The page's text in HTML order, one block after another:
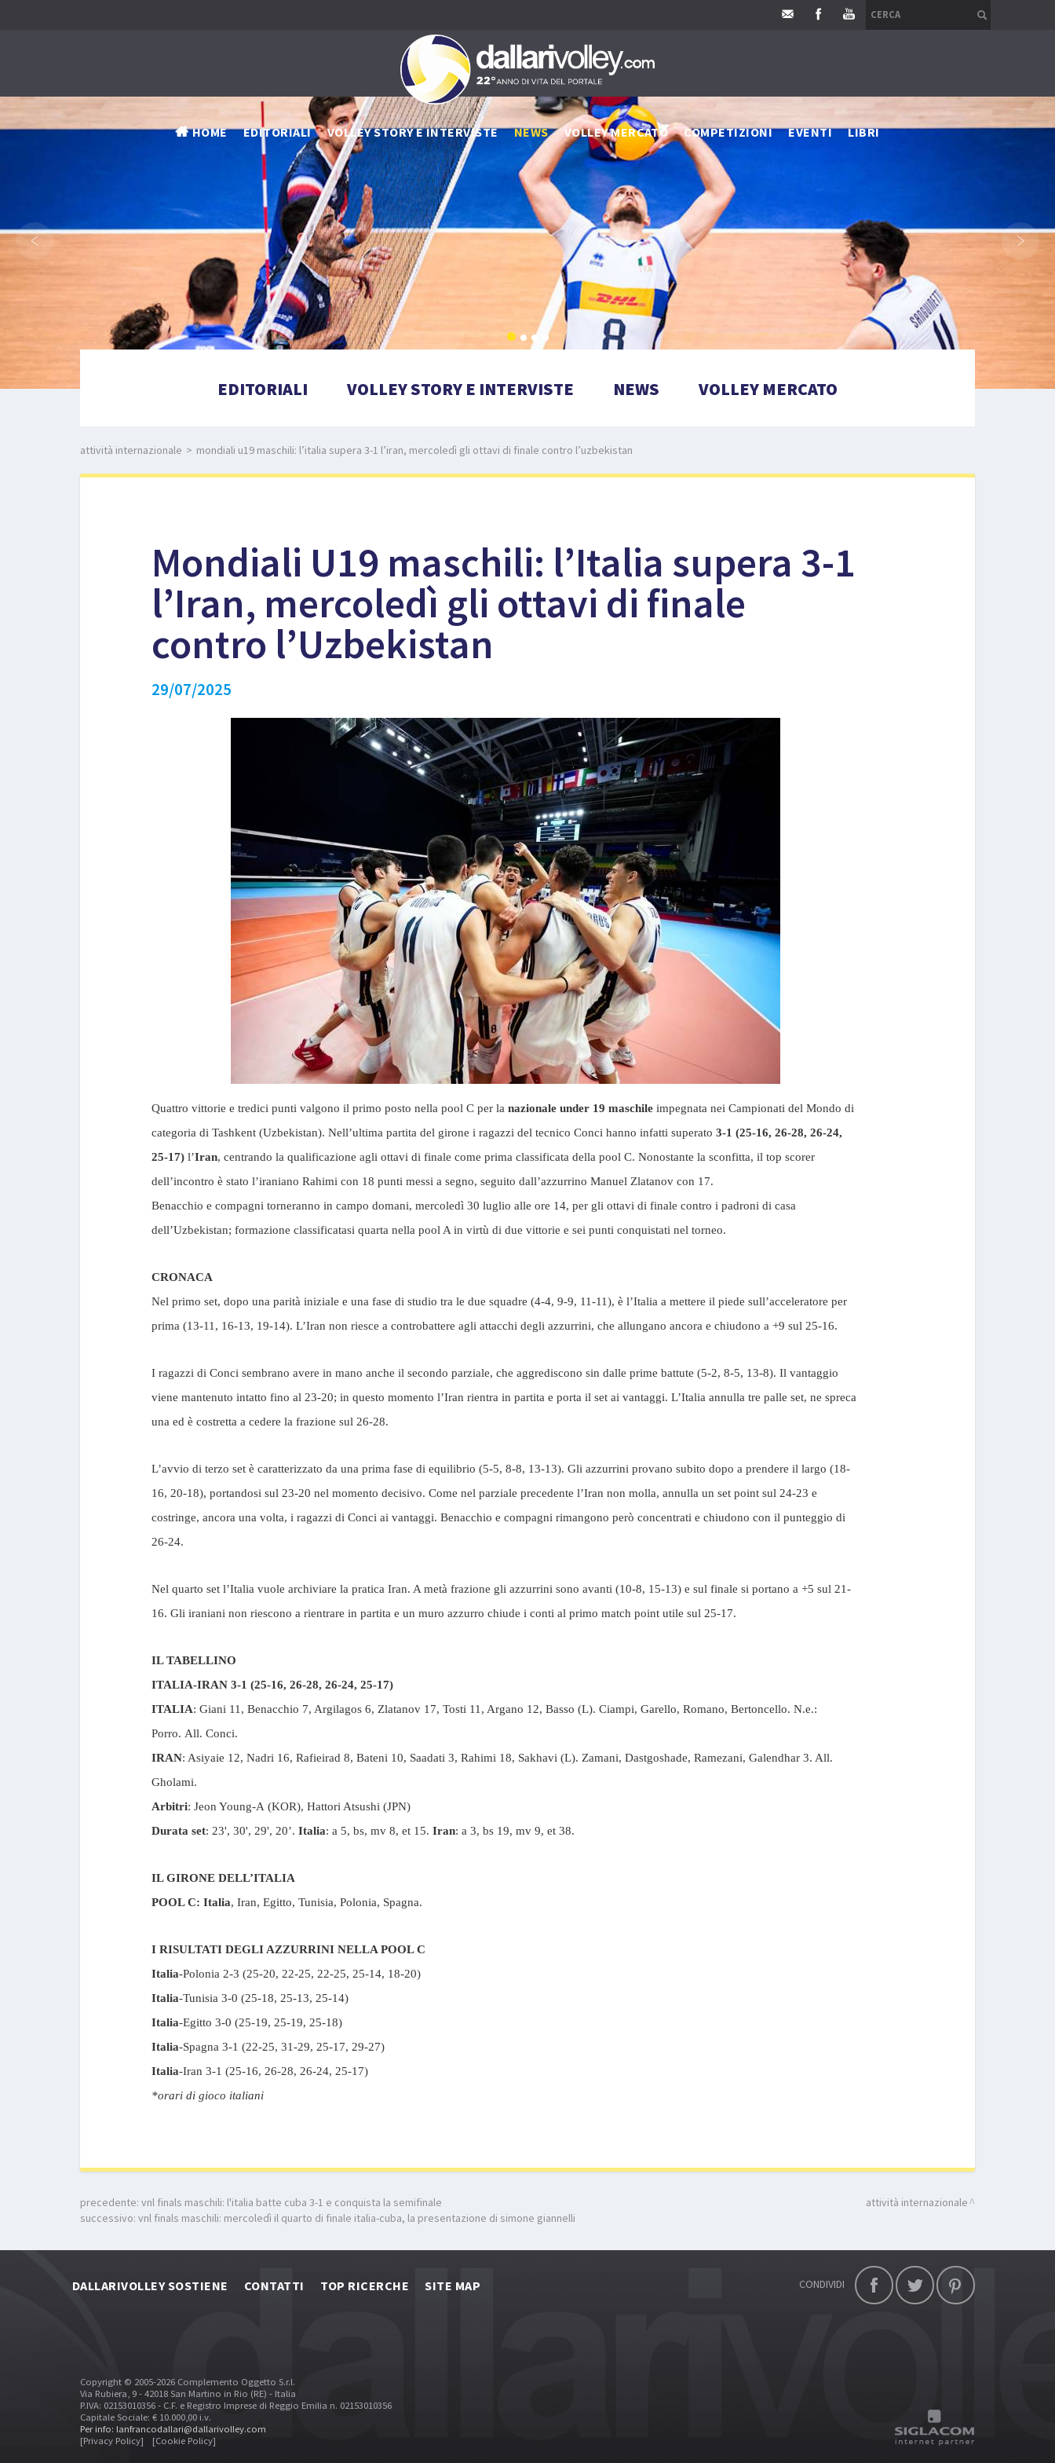
HOME EDITORIALI VOLLEY STORY E INTERVISTE NEWS VOLLEY MERCATO COMPETIZIONI EVENTI LIBRI
‹ ›
EDITORIALI VOLLEY STORY E INTERVISTE NEWS VOLLEY MERCATO
attività internazionale > mondiali u19 maschili: l’italia supera 3-1 l’iran, mercoledì gli ottavi di finale contro l’uzbekistan
Mondiali U19 maschili: l’Italia supera 3-1
l’Iran, mercoledì gli ottavi di finale
contro l’Uzbekistan
29/07/2025
Quattro vittorie e tredici punti valgono il primo posto nella pool C per lanazionale under 19 maschile impegnata nei Campionati del Mondo di
categoria di Tashkent (Uzbekistan). Nell’ultima partita del girone i ragazzi del tecnico Conci hanno infatti superato3-1 (25-16, 26-28, 26-24,
25-17)l’Iran, centrando la qualificazione agli ottavi di finale come prima classificata della pool C. Nonostante la sconfitta, il top scorer
dell’incontro è stato l’iraniano Rahimi con 18 punti messi a segno, seguito dall’azzurrino Manuel Zlatanov con 17.
Benacchio e compagni torneranno in campo domani, mercoledì 30 luglio alle ore 14, per gli ottavi di finale contro i padroni di casa
dell’Uzbekistan; formazione classificatasi quarta nella pool A in virtù di due vittorie e sei punti conquistati nel torneo.
CRONACA
Nel primo set, dopo una parità iniziale e una fase di studio tra le due squadre (4-4, 9-9, 11-11), è l’Italia a mettere il piede sull’acceleratore per
prima (13-11, 16-13, 19-14). L’Iran non riesce a controbattere agli attacchi degli azzurrini, che allungano ancora e chiudono a +9 sul 25-16.
I ragazzi di Conci sembrano avere in mano anche il secondo parziale, che aggrediscono sin dalle prime battute (5-2, 8-5, 13-8). Il vantaggio
viene mantenuto intatto fino al 23-20; in questo momento l’Iran rientra in partita e porta il set ai vantaggi. L’Italia annulla tre palle set, ne spreca
una ed è costretta a cedere la frazione sul 26-28.
L’avvio di terzo set è caratterizzato da una prima fase di equilibrio (5-5, 8-8, 13-13). Gli azzurrini provano subito dopo a prendere il largo (18-
16, 20-18), portandosi sul 23-20 nel momento decisivo. Come nel parziale precedente l’Iran non molla, annulla un set point sul 24-23 e
costringe, ancora una volta, i ragazzi di Conci ai vantaggi. Benacchio e compagni rimangono però concentrati e chiudono con il punteggio di
26-24.
Nel quarto set l’Italia vuole archiviare la pratica Iran. A metà frazione gli azzurrini sono avanti (10-8, 15-13) e sul finale si portano a +5 sul 21-
16. Gli iraniani non riescono a rientrare in partita e un muro azzurro chiude i conti al primo match point utile sul 25-17.
IL TABELLINO
ITALIA-IRAN 3-1 (25-16, 26-28, 26-24, 25-17)
ITALIA: Giani 11, Benacchio 7, Argilagos 6, Zlatanov 17, Tosti 11, Argano 12, Basso (L). Ciampi, Garello, Romano, Bertoncello. N.e.:
Porro.All. Conci.
IRAN: Asiyaie 12, Nadri 16, Rafieirad 8, Bateni 10, Saadati 3, Rahimi 18, Sakhavi (L). Zamani, Dastgoshade, Ramezani, Galendhar 3. All.
Gholami.
Arbitri: Jeon Young-A (KOR), Hattori Atsushi (JPN)
Durata set: 23', 30', 29', 20’.Italia: a 5, bs, mv 8, et 15.Iran: a 3, bs 19, mv 9, et 38.
IL GIRONE DELL’ITALIA
POOL C: Italia, Iran, Egitto, Tunisia, Polonia, Spagna.
I RISULTATI DEGLI AZZURRINI NELLA POOL C
Italia-Polonia 2-3 (25-20, 22-25, 22-25, 25-14, 18-20)
Italia-Tunisia 3-0 (25-18, 25-13, 25-14)
Italia-Egitto 3-0 (25-19, 25-19, 25-18)
Italia-Spagna 3-1 (22-25, 31-29, 25-17, 29-27)
Italia-Iran 3-1 (25-16, 26-28, 26-24, 25-17)
*orari di gioco italiani
precedente: vnl finals maschili: l'italia batte cuba 3-1 e conquista la semifinale
successivo: vnl finals maschili: mercoledì il quarto di finale italia-cuba, la presentazione di simone giannelli
attività internazionale
DALLARIVOLLEY SOSTIENE CONTATTI TOP RICERCHE SITE MAP CONDIVIDI
Copyright © 2005-2026 Complemento Oggetto S.r.l.
Via Rubiera, 9 - 42018 San Martino in Rio (RE) - Italia
P.IVA: 02153010356 - C.F. e Registro Imprese di Reggio Emilia n. 02153010356
Capitale Sociale: € 10.000,00 i.v.
Per info: lanfrancodallari@dallarivolley.com
[Privacy Policy]
[Cookie Policy]